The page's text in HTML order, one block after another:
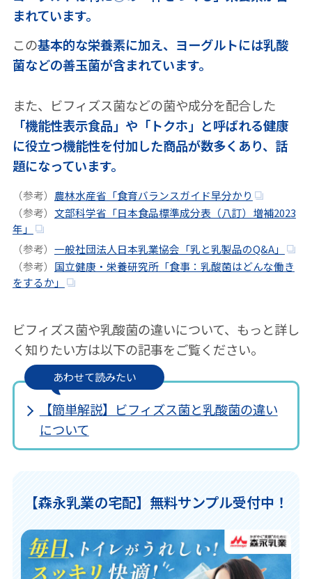
まれています。
この基本的な栄養素に加え、ヨーグルトには乳酸
菌などの善玉菌が含まれています。
また、ビフィズス菌などの菌や成分を配合した
「機能性表示食品」や「トクホ」と呼ばれる健康
に役立つ機能性を付加した商品が数多くあり、話
題になっています。
（参考） 農林水産省「食育バランスガイド早分かり
（参考） 文部科学省「日本食品標準成分表（八訂）増補2023
年」
（参考） 一般社団法人日本乳業協会「乳と乳製品のQ&A」
（参考） 国立健康・栄養研究所「食事：乳酸菌はどんな働き
をするか」
ビフィズス菌や乳酸菌の違いについて、もっと詳し
く知りたい方は以下の記事をご覧ください。
あわせて読みたい
【簡単解説】ビフィズス菌と乳酸菌の違い
について
【森永乳業の宅配】無料サンプル受付中！